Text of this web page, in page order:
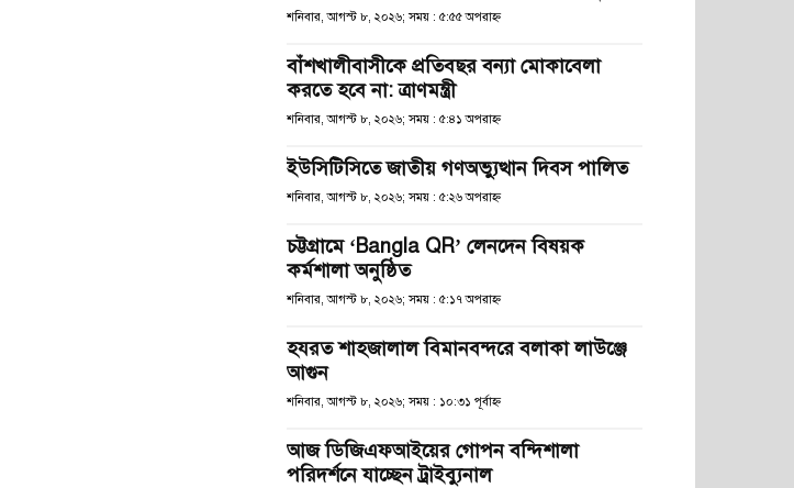
শনিবার, আগস্ট ৮, ২০২৬; সময় : ৫:৫৫ অপরাহ্ণ
বাঁশখালীবাসীকে প্রতিবছর বন্যা মোকাবেলা
করতে হবে না: ত্রাণমন্ত্রী
শনিবার, আগস্ট ৮, ২০২৬; সময় : ৫:৪১ অপরাহ্ণ
ইউসিটিসিতে জাতীয় গণঅভ্যুত্থান দিবস পালিত
শনিবার, আগস্ট ৮, ২০২৬; সময় : ৫:২৬ অপরাহ্ণ
চট্টগ্রামে ‘Bangla QR’ লেনদেন বিষয়ক
কর্মশালা অনুষ্ঠিত
শনিবার, আগস্ট ৮, ২০২৬; সময় : ৫:১৭ অপরাহ্ণ
হযরত শাহজালাল বিমানবন্দরে বলাকা লাউঞ্জে
আগুন
শনিবার, আগস্ট ৮, ২০২৬; সময় : ১০:৩১ পূর্বাহ্ণ
আজ ডিজিএফআইয়ের গোপন বন্দিশালা
পরিদর্শনে যাচ্ছেন ট্রাইব্যুনাল